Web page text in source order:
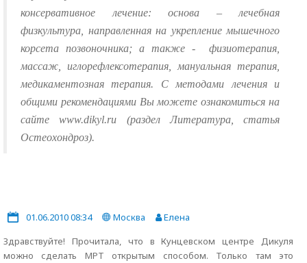
консервативное лечение: основа – лечебная
физкультура, направленная на укрепление мышечного
корсета позвоночника; а также -
физиотерапия,
массаж, иглорефлексотерапия, мануальная терапия,
медикаментозная терапия. С методами лечения и
общими рекомендациями Вы можете ознакомиться на
сайте www.dikyl.ru (раздел Литература, статья
Остеохондроз).
01.06.2010 08:34 Москва
Елена
Здравствуйте! Прочитала, что в Кунцевском центре Дикуля
можно сделать МРТ открытым способом. Только там это